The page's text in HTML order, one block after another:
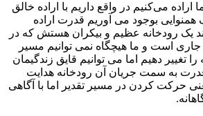
اراده می‌کنیم در واقع داریم با اراده خالق
همنوایی بوجود می آوریم قدرت اراده
یک رودخانه عظیم و بیکران هستش که در
است و ما هيچگاه نمی توانیم مسیر
را تغییر دهیم اما می توانیم قایق زندگیمان
قدرت به سمت جریان آن رودخانه هدایت
حرکت کردن در مسیر تقدیر اما با آگاهی